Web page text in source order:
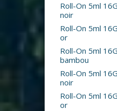
Roll-On 5ml
noir
Roll-On 5ml
or
Roll-On 5ml
bambou
Roll-On 5ml
noir
Roll-On 5ml
or